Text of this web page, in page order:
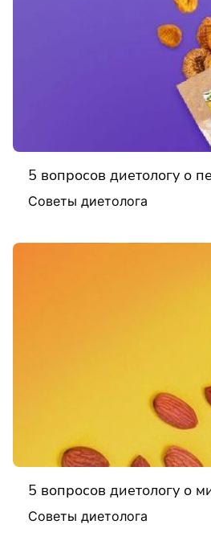
5 вопросов диетологу о
Советы диетолога
5 вопросов диетологу о
Советы диетолога